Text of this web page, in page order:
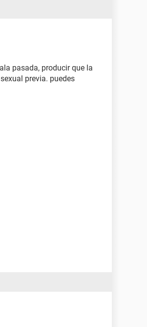
pasada, producir que la
previa. puedes